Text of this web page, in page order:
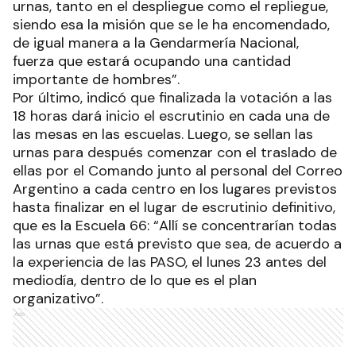
urnas, tanto en el despliegue como el repliegue,
siendo esa la misión que se le ha encomendado,
de igual manera a la Gendarmería Nacional,
fuerza que estará ocupando una cantidad
importante de hombres”.
Por último, indicó que finalizada la votación a las
18 horas dará inicio el escrutinio en cada una de
las mesas en las escuelas. Luego, se sellan las
urnas para después comenzar con el traslado de
ellas por el Comando junto al personal del Correo
Argentino a cada centro en los lugares previstos
hasta finalizar en el lugar de escrutinio definitivo,
que es la Escuela 66: “Allí se concentrarían todas
las urnas que está previsto que sea, de acuerdo a
la experiencia de las PASO, el lunes 23 antes del
mediodía, dentro de lo que es el plan
organizativo”.
Ads